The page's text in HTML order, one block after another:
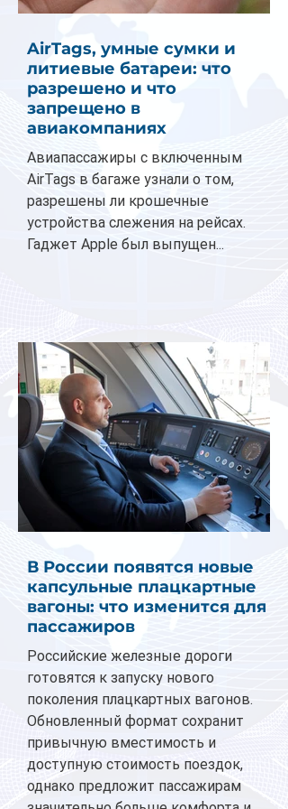
AirTags, умные сумки и
литиевые батареи: что
разрешено и что
запрещено в
авиакомпаниях
Авиапассажиры с включенным
AirTags в багаже узнали о том,
разрешены ли крошечные
устройства слежения на рейсах.
Гаджет Apple был выпущен...
В России появятся новые
капсульные плацкартные
вагоны: что изменится для
пассажиров
Российские железные дороги
готовятся к запуску нового
поколения плацкартных вагонов.
Обновленный формат сохранит
привычную вместимость и
доступную стоимость поездок,
однако предложит пассажирам